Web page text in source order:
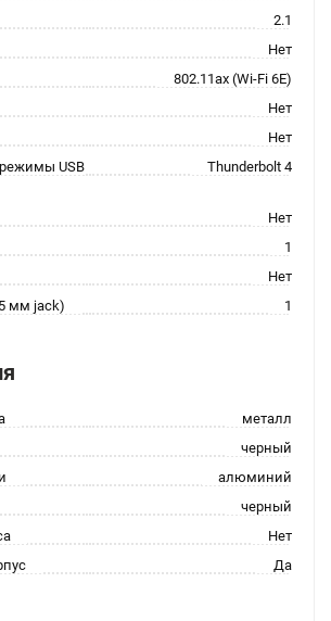
2.1
Нет
802.11ax (Wi-Fi 6E)
Нет
Нет
USB
Thunderbolt 4
Нет
1
Нет
мм jack)
1
металл
черный
алюминий
черный
Нет
Да